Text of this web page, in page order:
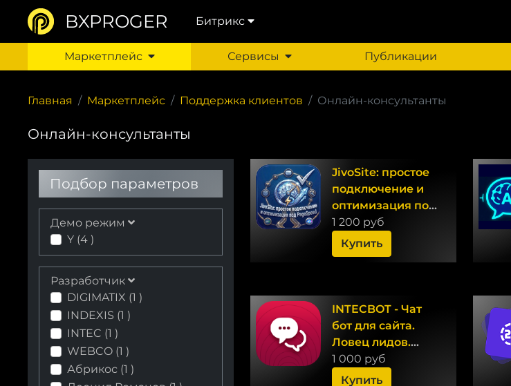
BXPROGER Битрикс
Маркетплейс Сервисы Публикации
Главная Маркетплейс Поддержка клиентов Онлайн-консультанты
Онлайн-консультанты
Подбор параметров
Демо режим
Y (4 )
Разработчик
DIGIMATIX (1 )
INDEXIS (1 )
INTEC (1 )
WEBCO (1 )
Абрикос (1 )
JivoSite: простое
подключение и
оптимизация под
Google
PageSpeed
1 200 руб
Купить
INTECBOT - Чат
бот для сайта.
Ловец лидов.
Роботизированный
онлайн-
1 000 руб
Купить